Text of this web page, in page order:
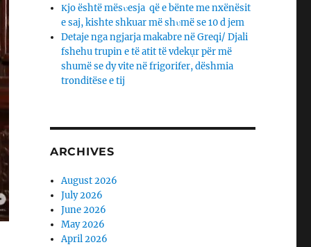
Κjo është mësυesja që e bënte me nxënësit
e saj, kishte shkuar më shυmë se 10 d jem
Detaje nga ngjarja makabre në Greqi/ Djali
fshehu trupin e të atit të vdekụr për më
shumë se dy vite në frigorifer, dëshmia
tronditëse e tij
ARCHIVES
August 2026
July 2026
June 2026
May 2026
April 2026